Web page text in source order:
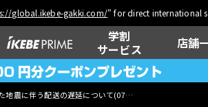
global.ikebe-gakki.com/" for direct international
学割
サービス
店舗
地震に伴う配送の遅延について(07月29日